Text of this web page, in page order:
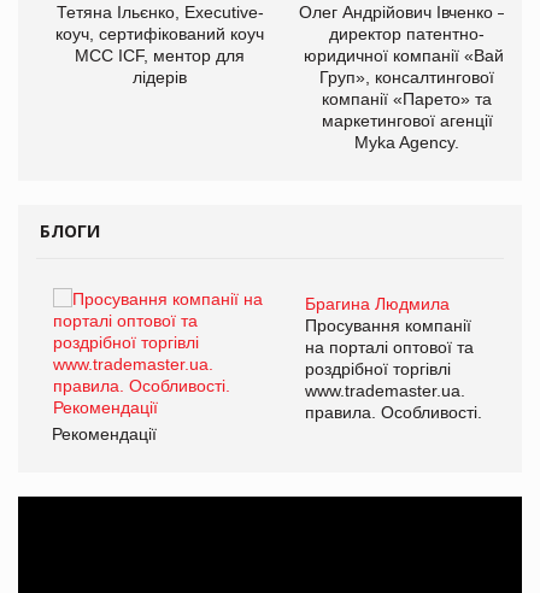
Тетяна Ільєнко, Executive-
коуч, сертифікований коуч
МСС ICF, ментор для
лідерів
Олег Андрійович Івченко —
директор патентно-
юридичної компанії «Вайз
Груп», консалтингової
компанії «Парето» та
маркетингової агенції
Myka Agency.
БЛОГИ
Брагина Людмила
Просування компанії
на порталі оптової та
роздрібної торгівлі
www.trademaster.ua.
правила. Особливості.
Рекомендації